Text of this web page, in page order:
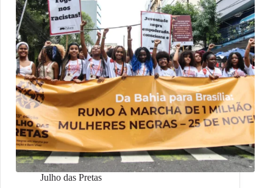
Julho das Pretas